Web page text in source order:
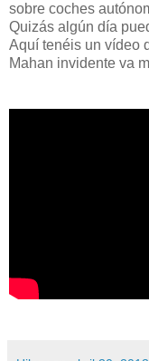
sobre coches
Quizás algún día
Aquí tenéis un vídeo
Mahan invidente va